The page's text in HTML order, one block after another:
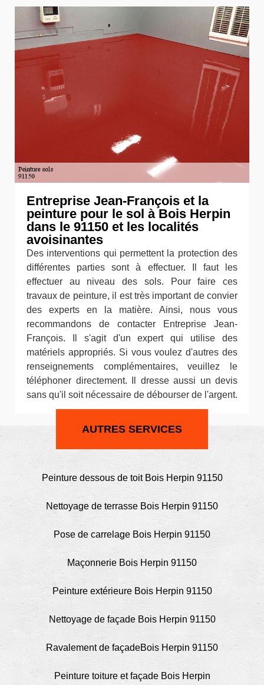
Entreprise Jean-François et la
peinture pour le sol à Bois Herpin
dans le 91150 et les localités
avoisinantes
Des interventions qui permettent la protection des
différentes parties sont à effectuer. Il faut les
effectuer au niveau des sols. Pour faire ces
travaux de peinture, il est très important de convier
des experts en la matière. Ainsi, nous vous
recommandons de contacter Entreprise Jean-
François. Il s'agit d'un expert qui utilise des
matériels appropriés. Si vous voulez d'autres des
renseignements complémentaires, veuillez le
téléphoner directement. Il dresse aussi un devis
sans qu'il soit nécessaire de débourser de l'argent.
AUTRES SERVICES
Peinture dessous de toit Bois Herpin 91150
Nettoyage de terrasse Bois Herpin 91150
Pose de carrelage Bois Herpin 91150
Maçonnerie Bois Herpin 91150
Peinture extérieure Bois Herpin 91150
Nettoyage de façade Bois Herpin 91150
Ravalement de façadeBois Herpin 91150
Peinture toiture et façade Bois Herpin